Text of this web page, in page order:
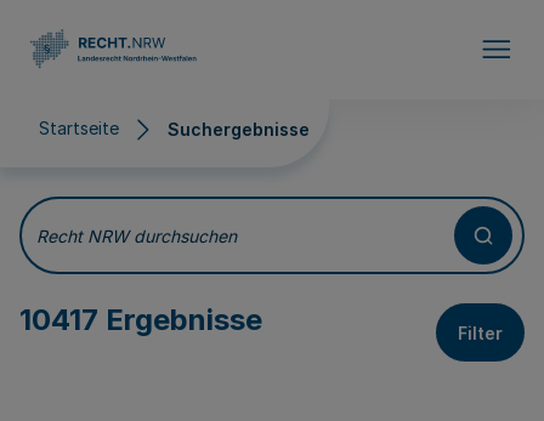
Startseite Suchergebnisse
Suchergebnisse
Recht NRW durchsuchen
10417 Ergebnisse Filter